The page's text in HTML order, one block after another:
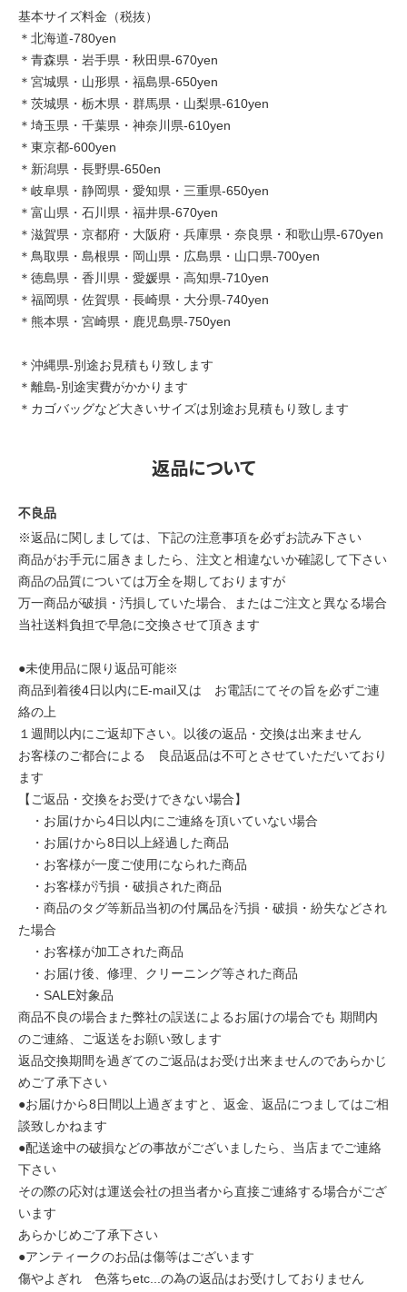
基本サイズ料金（税抜）
＊北海道-780yen
＊青森県・岩手県・秋田県-670yen
＊宮城県・山形県・福島県-650yen
＊茨城県・栃木県・群馬県・山梨県-610yen
＊埼玉県・千葉県・神奈川県-610yen
＊東京都-600yen
＊新潟県・長野県-650en
＊岐阜県・静岡県・愛知県・三重県-650yen
＊富山県・石川県・福井県-670yen
＊滋賀県・京都府・大阪府・兵庫県・奈良県・和歌山県-670yen
＊鳥取県・島根県・岡山県・広島県・山口県-700yen
＊徳島県・香川県・愛媛県・高知県-710yen
＊福岡県・佐賀県・長崎県・大分県-740yen
＊熊本県・宮崎県・鹿児島県-750yen
＊沖縄県-別途お見積もり致します
＊離島-別途実費がかかります
＊カゴバッグなど大きいサイズは別途お見積もり致します
返品について
不良品
※返品に関しましては、下記の注意事項を必ずお読み下さい
商品がお手元に届きましたら、注文と相違ないか確認して下さい
商品の品質については万全を期しておりますが
万一商品が破損・汚損していた場合、またはご注文と異なる場合
当社送料負担で早急に交換させて頂きます
●未使用品に限り返品可能※
商品到着後4日以内にE-mail又は お電話にてその旨を必ずご連
絡の上
１週間以内にご返却下さい。以後の返品・交換は出来ません
お客様のご都合による 良品返品は不可とさせていただいており
ます
【ご返品・交換をお受けできない場合】
・お届けから4日以内にご連絡を頂いていない場合
・お届けから8日以上経過した商品
・お客様が一度ご使用になられた商品
・お客様が汚損・破損された商品
・商品のタグ等新品当初の付属品を汚損・破損・紛失などされ
た場合
・お客様が加工された商品
・お届け後、修理、クリーニング等された商品
・SALE対象品
商品不良の場合また弊社の誤送によるお届けの場合でも 期間内
のご連絡、ご返送をお願い致します
返品交換期間を過ぎてのご返品はお受け出来ませんのであらかじ
めご了承下さい
●お届けから8日間以上過ぎますと、返金、返品につましてはご相
談致しかねます
●配送途中の破損などの事故がございましたら、当店までご連絡
下さい
その際の応対は運送会社の担当者から直接ご連絡する場合がござ
います
あらかじめご了承下さい
●アンティークのお品は傷等はございます
傷やよぎれ 色落ちetc...の為の返品はお受けしておりません